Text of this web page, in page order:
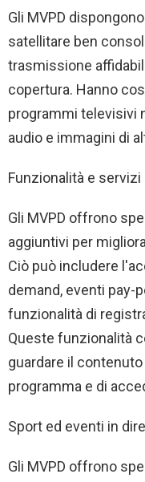
Gli MVPD
satellitare ben
trasmissione
copertura. Hanno
programmi televisivi
audio e immagini di
Funzionalità e
Gli MVPD offrono
aggiuntivi per
Ciò può includere
demand, eventi pay-
funzionalità di
Queste funzionalità
guardare il
programma e di
Sport ed eventi in
Gli MVPD offrono